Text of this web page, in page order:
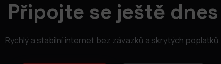
Připojte se ještě dnes
Rychlý a stabilní internet bez závazků a skrytých poplatků.